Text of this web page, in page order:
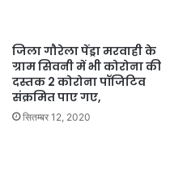
जिला गौरेला पेंड्रा मरवाही के
ग्राम सिवनी में भी कोरोना की
दस्तक 2 कोरोना पॉजिटिव
संक्रमित पाए गए,
सितम्बर 12, 2020